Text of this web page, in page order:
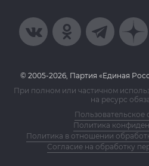
© 2005-2026, Партия «Единая
При полном или частичном
на ресурс
Пользовательское
Политика
Политика в отношении
Согласие на обработку